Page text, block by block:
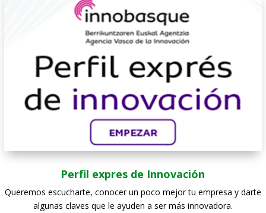
Perfil expres de Innovación
Queremos escucharte, conocer un poco mejor tu empresa y darte
algunas claves que le ayuden a ser más innovadora.